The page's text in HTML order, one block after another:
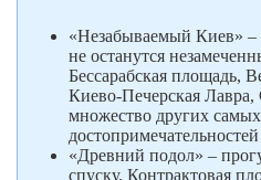
«Незабываемый Киев» –
не останутся
Бессарабская площадь,
Киево-Печерская Лавра,
множество других
«Древний подол» –
спуску, Контрактовая